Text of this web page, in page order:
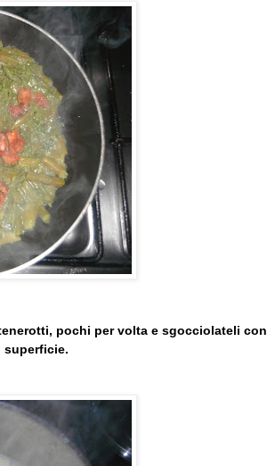
pochi per volta e sgocciolateli con
superficie.